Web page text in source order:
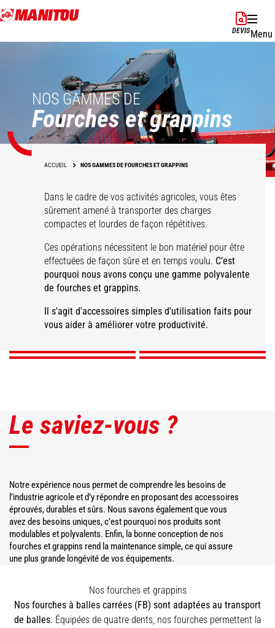
Aller
au
DEVISMenu
NOS GAMMES DE
Fourches et grappins
ACCUEIL NOS GAMMES DE FOURCHES ET GRAPPINS
Dans le cadre de vos activités agricoles, vous êtes
sûrement amené à transporter des charges
compactes et lourdes de façon répétitives.
Ces opérations nécessitent le bon matériel pour être
effectuées de façon sûre et en temps voulu. C’est
pourquoi nous avons conçu une gamme polyvalente
de fourches et grappins.
Il s'agit d'accessoires simples d'utilisation faits pour
vous aider à améliorer votre productivité.
Fourche à fumier
grande capacité
grappin
Désileur-Trancheur
DÉCOUVRIR
carrées
DÉCOUVRIR
Le saviez-vous ?
Notre expérience nous permet de comprendre les besoins de
l’industrie agricole et d’y répondre en proposant des accessoires
éprouvés, durables et sûrs. Nous savons également que vous
avez des besoins uniques, c’est pourquoi nos produits sont
modulables et polyvalents. Enfin, la bonne conception de nos
fourches et grappins rend la maintenance simple, ce qui assure
une plus grande longévité de vos équipements.
Nos fourches et grappins
Nos fourches à balles carrées (FB) sont adaptées au transport
de balles. Équipées de quatre dents, nos fourches permettent la